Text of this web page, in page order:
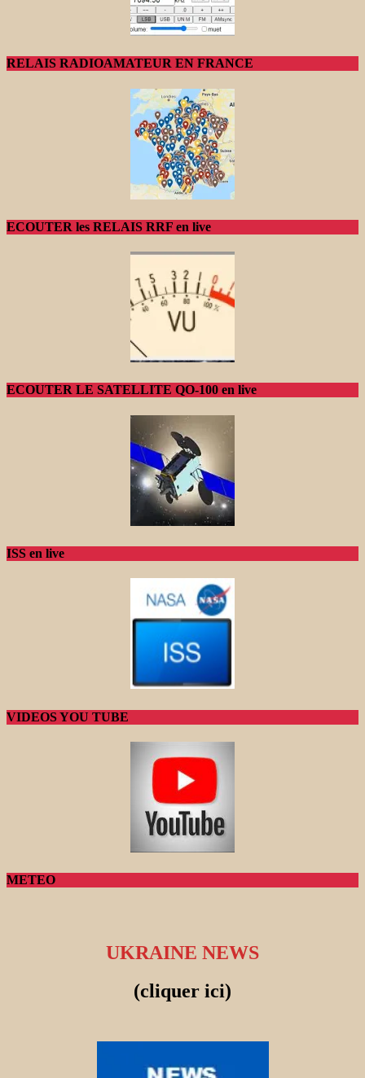
RELAIS RADIOAMATEUR EN FRANCE
ECOUTER les RELAIS RRF en live
ECOUTER LE SATELLITE QO-100 en live
ISS en live
VIDEOS YOU TUBE
METEO
UKRAINE NEWS
(cliquer ici)